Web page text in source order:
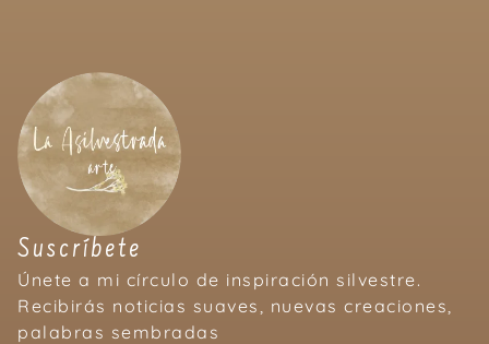
Suscríbete
Únete a mi círculo de inspiración silvestre.
Recibirás noticias suaves, nuevas creaciones,
palabras sembradas